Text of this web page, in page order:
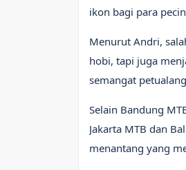
ikon bagi para
Menurut Andri,
hobi, tapi juga
semangat
Selain Bandung
Jakarta MTB dan
menantang yang